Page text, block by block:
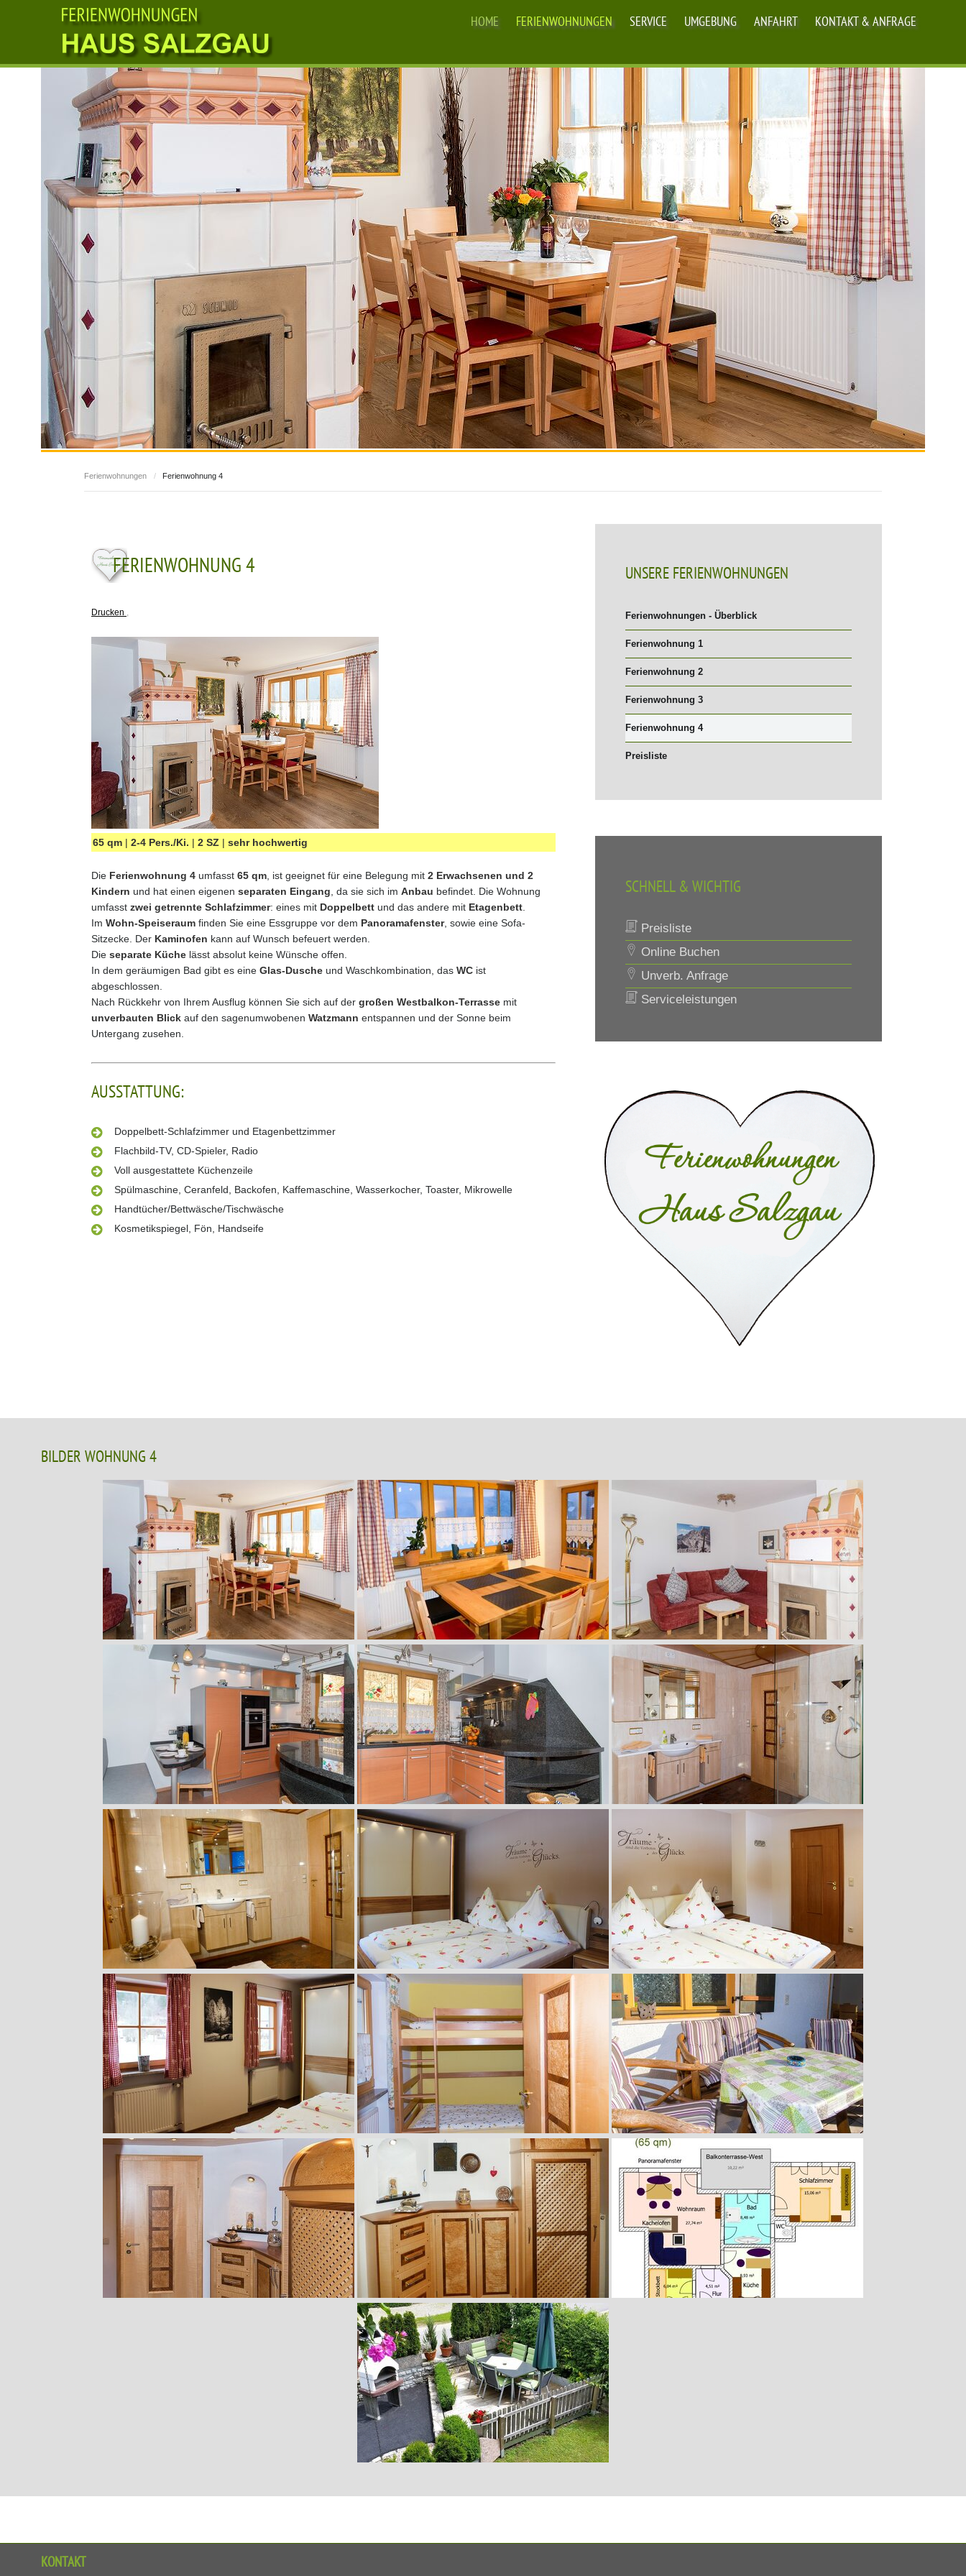
HOME FERIENWOHNUNGEN SERVICE UMGEBUNG ANFAHRT KONTAKT & ANFRAGE
Ferienwohnungen / Ferienwohnung 4
FERIENWOHNUNG 4
Drucken ,
65 qm | 2-4 Pers./Ki. | 2 SZ | sehr hochwertig
Die Ferienwohnung 4 umfasst 65 qm , ist geeignet für eine Belegung mit 2 Erwachsenen und 2
Kindern und hat einen eigenen separaten Eingang , da sie sich im Anbau befindet. Die Wohnung
umfasst zwei getrennte Schlafzimmer: eines mit Doppelbett und das andere mit Etagenbett
Im Wohn-Speiseraum finden Sie eine Essgruppe vor dem Panoramafenster, sowie eine Sofa-
Sitzecke. Der Kaminofen kann auf Wunsch befeuert werden.
Die separate Küche lässt absolut keine Wünsche offen.
In dem geräumigen Bad gibt es eine Glas-Dusche und Waschkombination, das WC ist
abgeschlossen.
Nach Rückkehr von Ihrem Ausflug können Sie sich auf der großen Westbalkon-Terrasse mit
unverbauten Blick auf den sagenumwobenen Watzmann entspannen und der Sonne beim
Untergang zusehen.
AUSSTATTUNG:
Doppelbett-Schlafzimmer und Etagenbettzimmer
Flachbild-TV, CD-Spieler, Radio
Voll ausgestattete Küchenzeile
Spülmaschine, Ceranfeld, Backofen, Kaffemaschine, Wasserkocher, Toaster, Mikrowelle
Handtücher/Bettwäsche/Tischwäsche
Kosmetikspiegel, Fön, Handseife
UNSERE FERIENWOHNUNGEN
Ferienwohnungen - Überblick
Ferienwohnung 1
Ferienwohnung 2
Ferienwohnung 3
Ferienwohnung 4
Preisliste
SCHNELL & WICHTIG
Preisliste
Online Buchen
Unverb. Anfrage
Serviceleistungen
BILDER WOHNUNG 4
KONTAKT